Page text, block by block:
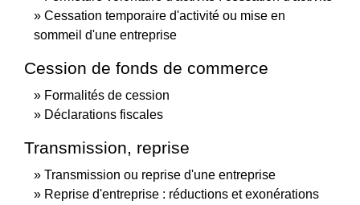
Cessation temporaire d'activité ou mise en
sommeil d'une entreprise
Cession de fonds de commerce
Formalités de cession
Déclarations fiscales
Transmission, reprise
Transmission ou reprise d'une entreprise
Reprise d'entreprise : réductions et exonérations